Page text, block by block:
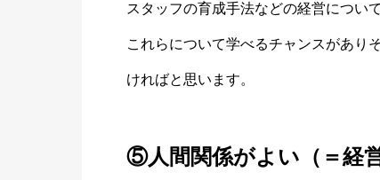
スタッフの育成手法などの経営につい
これらについて学べるチャンスがあり
ければと思います。
⑤人間関係がよい（＝経